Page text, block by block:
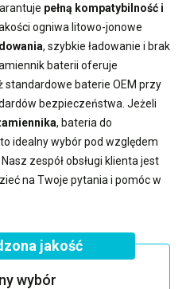
pełną kompatybilność i
ogniwa litowo-jonowe
, szybkie ładowanie i brak
baterii oferuje
standardowe baterie OEM przy
bezpieczeństwa. Jeżeli
, bateria do
to idealny wybór pod względem
zespół obsługi klienta jest
na Twoje pytania i pomóc w
jakość
wybór